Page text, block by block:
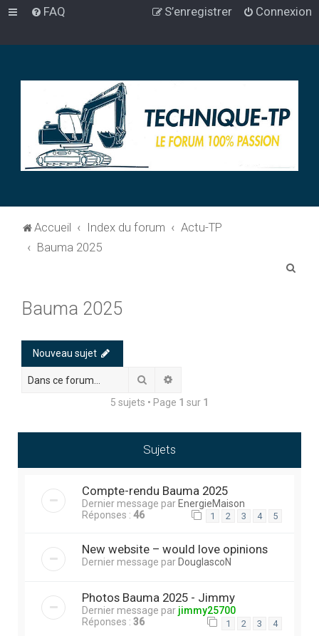
FAQ Connexion
S’enregistrer
Accueil Index du forum
Actu-TP
Bauma 2025
Bauma 2025
Nouveau sujet
Rechercher
5 sujets • Page 1 sur 1
Sujets
Compte-rendu Bauma 2025
Dernier message par EnergieMaison
Réponses : 46 1 2 3 4 5
New website – would love opinions
Dernier message par DouglascoN
Photos Bauma 2025 - Jimmy
Dernier message par jimmy25700
Réponses : 36 1 2 3 4